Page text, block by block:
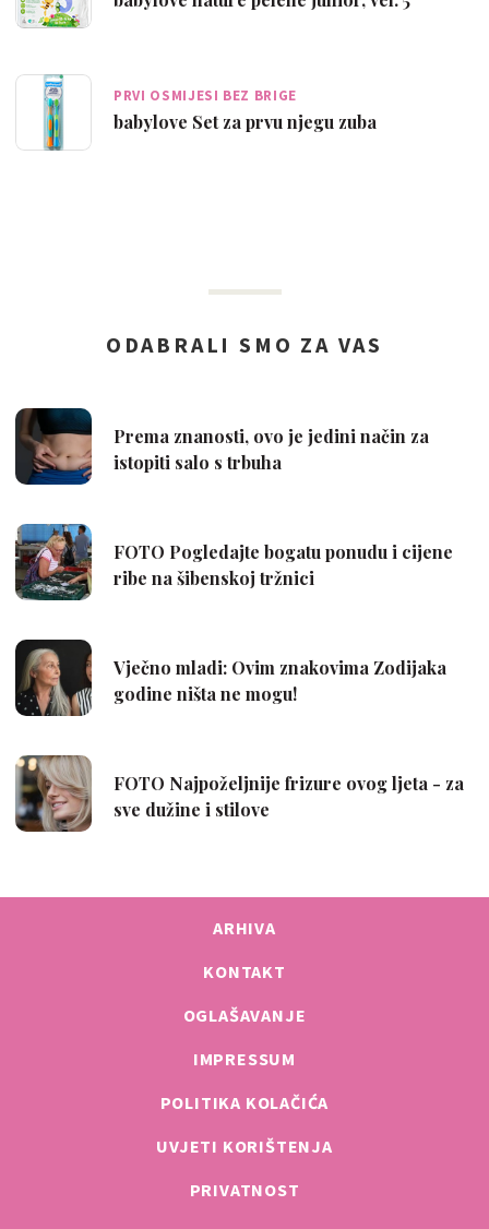
PRVI OSMIJESI BEZ BRIGE
babylove Set za prvu njegu zuba
ARHIVA
KONTAKT
OGLAŠAVANJE
IMPRESSUM
POLITIKA KOLAČIĆA
UVJETI KORIŠTENJA
PRIVATNOST